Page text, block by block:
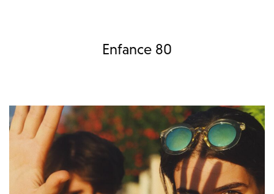
Enfance 80